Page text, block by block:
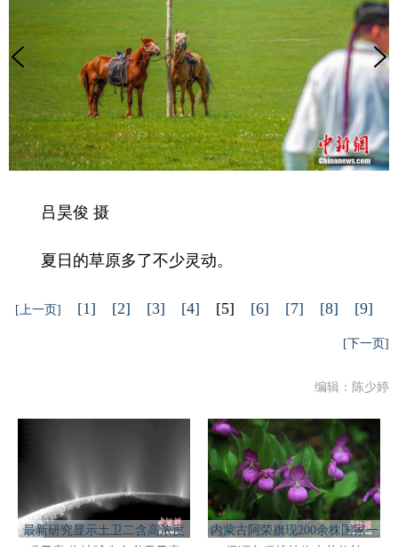
吕昊俊 摄
夏日的草原多了不少灵动。
[上一页] [1] [2] [3] [4] [5] [6] [7] [8] [9]
[下一页]
编辑：陈少婷
最新研究显示土卫二含高浓度
内蒙古阿荣旗现200余株国家一